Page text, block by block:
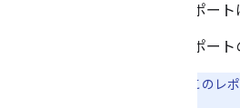
このレポー
このレポート
このレ